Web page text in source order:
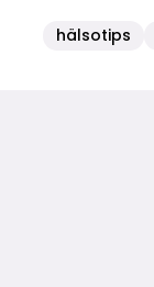
hälsotips